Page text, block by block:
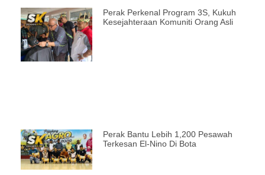
Perak Perkenal Program 3S, Kukuh
Kesejahteraan Komuniti Orang Asli
Perak Bantu Lebih 1,200 Pesawah
Terkesan El-Nino Di Bota